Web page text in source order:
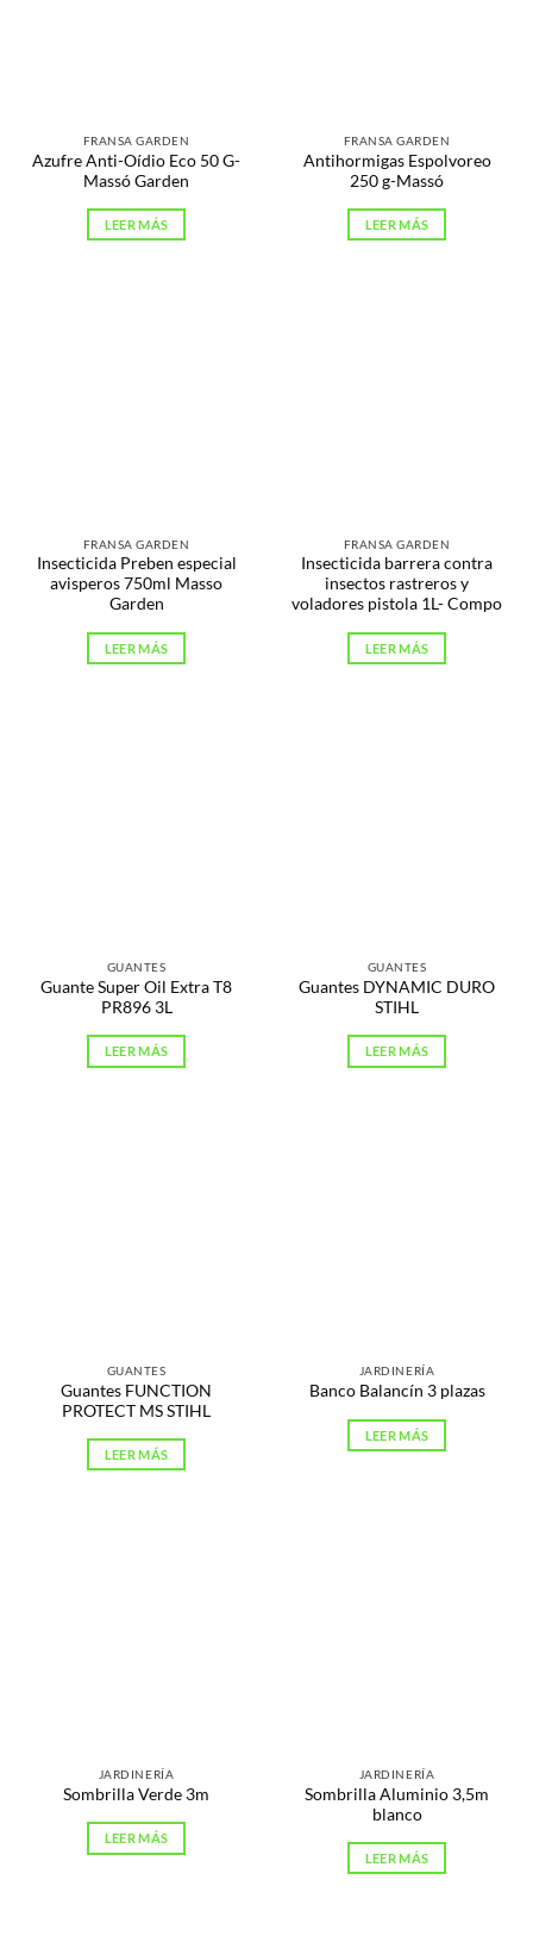
FRANSA GARDEN
Azufre Anti-Oídio Eco 50 G-
Massó Garden
LEER MÁS
FRANSA GARDEN
Antihormigas Espolvoreo
250 g-Massó
LEER MÁS
FRANSA GARDEN
Insecticida Preben especial
avisperos 750ml Masso
Garden
LEER MÁS
FRANSA GARDEN
Insecticida barrera contra
insectos rastreros y
voladores pistola 1L- Compo
LEER MÁS
GUANTES
Guante Super Oil Extra T8
PR896 3L
LEER MÁS
GUANTES
Guantes DYNAMIC DURO
STIHL
LEER MÁS
GUANTES
Guantes FUNCTION
PROTECT MS STIHL
LEER MÁS
JARDINERÍA
Banco Balancín 3 plazas
LEER MÁS
JARDINERÍA
Sombrilla Verde 3m
LEER MÁS
JARDINERÍA
Sombrilla Aluminio 3,5m
blanco
LEER MÁS